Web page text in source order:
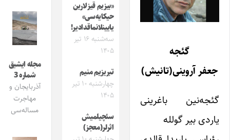
گئجه
جعفر آروینی(تانیش)
گئجه‌نین باغرینی
یاردی بیر گولله
«بیزیم قیزلارین
حیکایه‌سی»
یایینلانماقدادیر!
سه‌شنبه ۱۶ تیر
۱۴۰۵
تبریزیم منیم
چهارشنبه ۱۰ تیر
۱۴۰۵
سئچیلمیش
اثرلر(معجز)
مجله ایشیق
شماره 3
آذربایجان و
مهاجرت
مساله‌سی